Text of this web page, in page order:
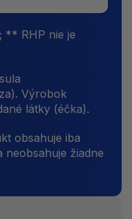
** RHP nie je
Výrobok
látky (éčka).
obsahuje iba
neobsahuje žiadne